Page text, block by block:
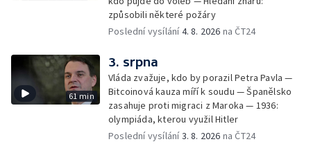
způsobili některé požáry
Poslední vysílání4. 8. 2026 na ČT24
61 min
3. srpna
Vláda zvažuje, kdo by porazil Petra Pavla —
Bitcoinová kauza míří k soudu — Španělsko
zasahuje proti migraci z Maroka — 1936:
olympiáda, kterou využil Hitler
Poslední vysílání3. 8. 2026 na ČT24